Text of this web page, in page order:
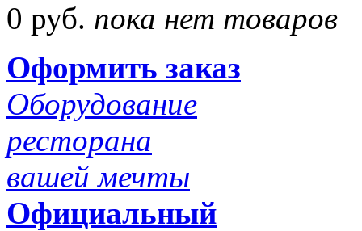
0 руб. пока нет товаров
Оформить заказ
Оборудование
ресторана
вашей мечты
Официальный